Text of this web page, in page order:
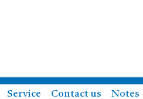
Service Contact us Notes